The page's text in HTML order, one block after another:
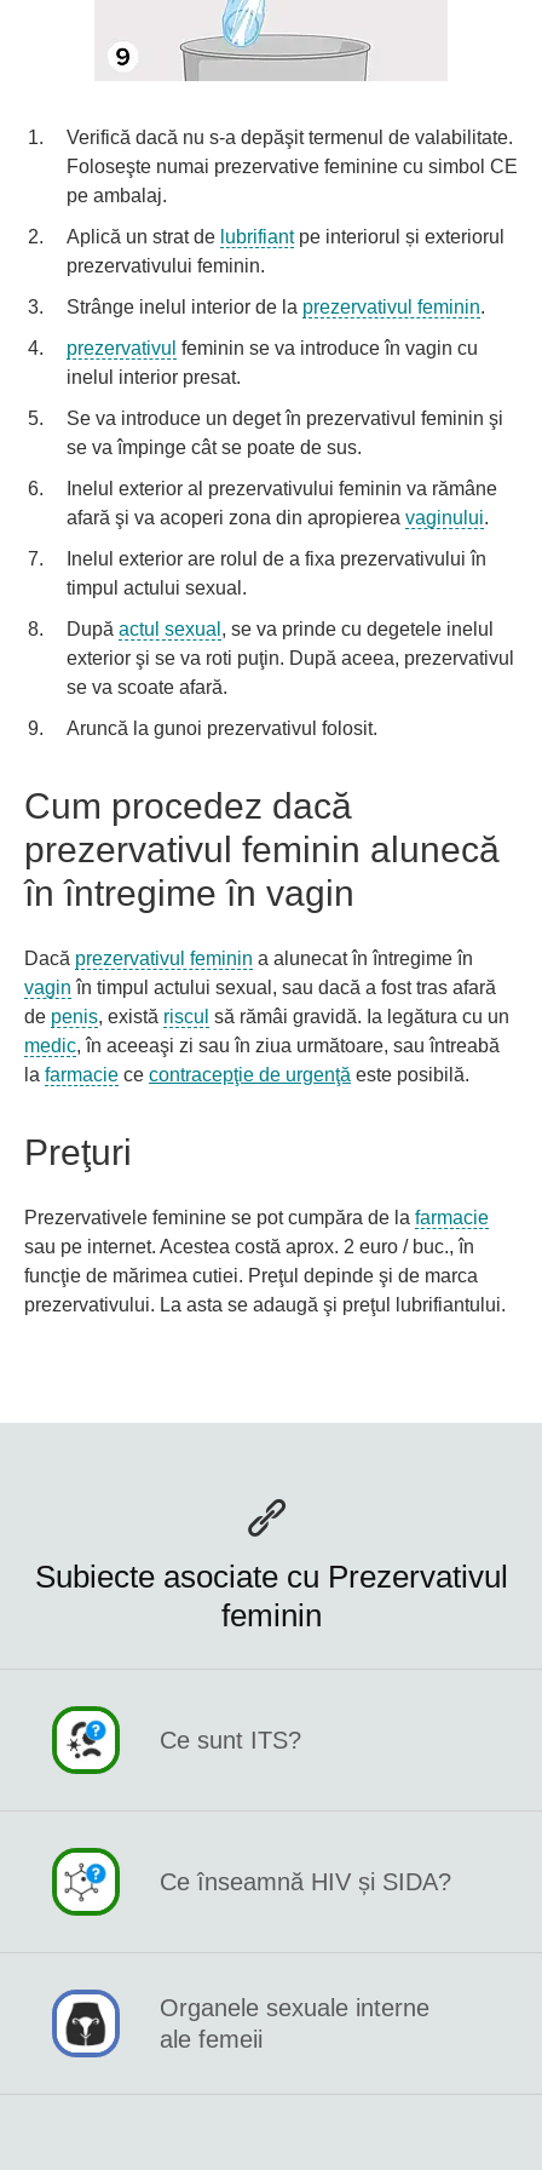
Verifică dacă nu s-a depăşit termenul de valabilitate.
Foloseşte numai prezervative feminine cu simbol CE
pe ambalaj.
Aplică un strat de lubrifiantpe interiorul și exteriorul
prezervativului feminin.
Strânge inelul interior de la prezervativul feminin.
prezervativul feminin se va introduce în vagin cu
inelul interior presat.
Se va introduce un deget în prezervativul feminin şi
se va împinge cât se poate de sus.
Inelul exterior al prezervativului feminin va rămâne
afară şi va acoperi zona din apropierea vaginului.
Inelul exterior are rolul de a fixa prezervativului în
timpul actului sexual.
După actul sexual , se va prinde cu degetele inelul
exterior şi se va roti puţin. După aceea, prezervativul
se va scoate afară.
Aruncă la gunoi prezervativul folosit.
Cum procedez dacă
prezervativul feminin alunecă
în întregime în vagin
Dacă prezervativul feminin a alunecat în întregime în
vagin în timpul actului sexual, sau dacă a fost tras afară
de penis, există riscul să rămâi gravidă. Ia legătura cu un
medic, în aceeaşi zi sau în ziua următoare, sau întreabă
la farmacie ce contracepţie de urgenţă este posibilă.
Preţuri
Prezervativele feminine se pot cumpăra de la farmacie
sau pe internet. Acestea costă aprox. 2 euro / buc., în
funcţie de mărimea cutiei. Preţul depinde şi de marca
prezervativului. La asta se adaugă şi preţul lubrifiantului.
Subiecte asociate cu Prezervativul
feminin
Ce sunt ITS?
Ce înseamnă HIV și SIDA?
Organele sexuale interne
ale femeii